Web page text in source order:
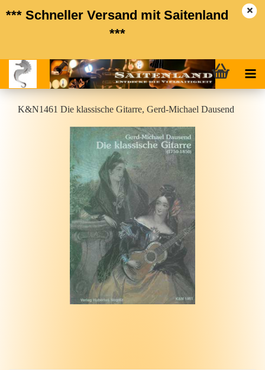
*** Schneller Versand mit Saitenland
***
K&N1461 Die klas­si­sche Gi­tar­re, Gerd-​Michael Dau­send